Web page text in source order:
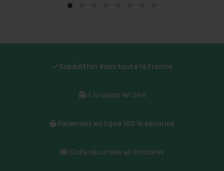
options
être
Expédition dans toute la France
Livraison en 24h
Paiement en ligne 100 % sécurisé
Colis sécurisés et inodores